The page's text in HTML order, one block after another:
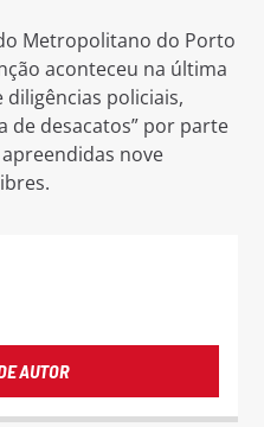
Metropolitano do Porto
aconteceu na última
policiais,
de desacatos” por parte
nove
AUTOR